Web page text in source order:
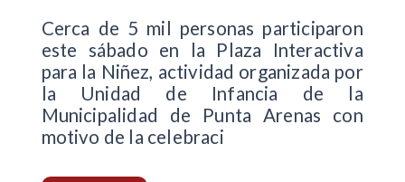
Cerca de 5 mil personas participaron
este sábado en la Plaza Interactiva
para la Niñez, actividad organizada por
la Unidad de Infancia de la
Municipalidad de Punta Arenas con
motivo de la celebraci